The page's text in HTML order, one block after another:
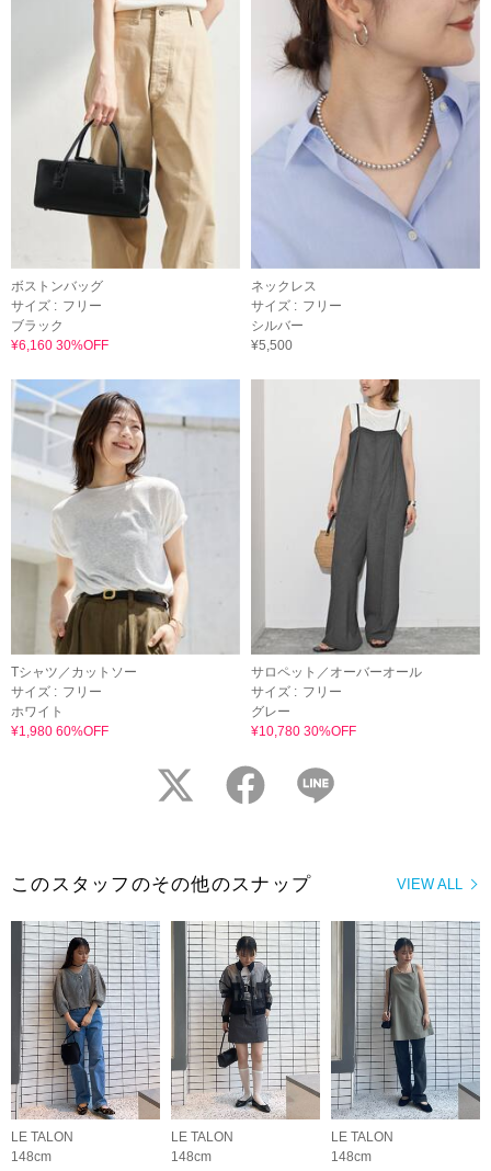
ボストンバッグ
サイズ : フリー
ブラック
¥6,160 30%OFF
ネックレス
サイズ : フリー
シルバー
¥5,500
Tシャツ／カットソー
サイズ : フリー
ホワイト
¥1,980 60%OFF
サロペット／オーバーオール
サイズ : フリー
グレー
¥10,780 30%OFF
twitter facebook
VIEW ALL
このスタッフのその他のスナップ
LE TALON
148cm
LE TALON
148cm
LE TALON
148cm